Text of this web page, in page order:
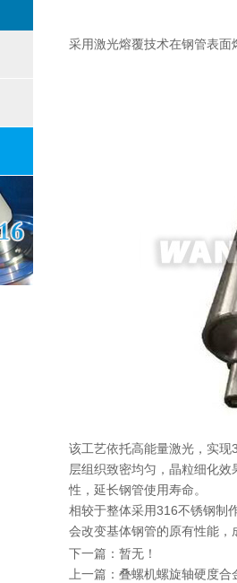
采用激光熔覆技术在钢管表
该工艺依托高能量激光，实
层组织致密均匀，晶粒细化
性，延长钢管使用寿命。
相较于整体采用316不锈钢制
会改变基体钢管的原有性能
下一篇：暂无！
上一篇： 叠螺机螺旋轴硬度合